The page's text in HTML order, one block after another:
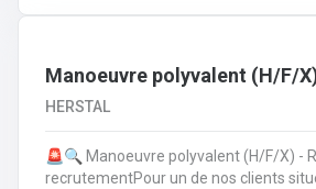
Manoeuvre polyvalent (H/F/
HERSTAL
🚨🔍 Manoeuvre polyvalent (H/F/X) -
recrutementPour un de nos clients